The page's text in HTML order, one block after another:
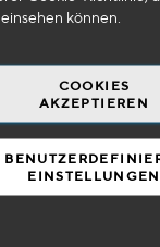
einsehen können.
COOKIES
AKZEPTIEREN
EINSTELLUNGEN
IN DEN